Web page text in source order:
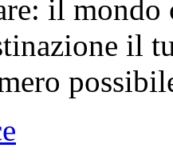
il mondo
il